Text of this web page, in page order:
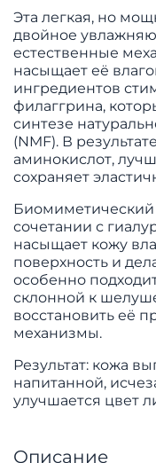
Эта легкая, но
двойное
естественные
насыщает её
ингредиентов
филаггрина,
синтезе
(NMF). В
аминокислот,
сохраняет
Биомиметический
сочетании с
насыщает кожу
поверхность и
особенно
склонной к
восстановить её
механизмы.
Результат: кожа
напитанной,
улучшается цвет
Описание